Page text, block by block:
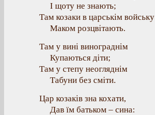
І щоту не знають;
Там козаки в царськім войську
Маком розцвітають.
Там у вині винограднім
Купаються діти;
Там у степу неогляднім
Табуни без сміти.
Цар козаків зна кохати,
Дав їм батьком – сина: